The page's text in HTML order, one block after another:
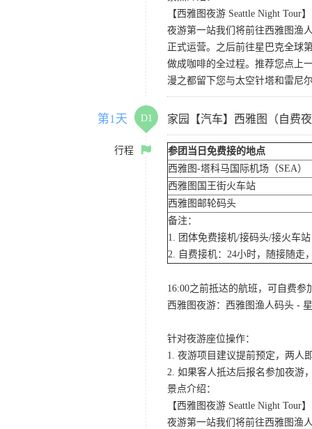
【西雅图夜游 Seattle Night Tour】
夜游第一站我们将前往西雅图渔
正式运营。之后前往星巴克全球
做成咖啡的全过程。推荐您点上
漫之都留下您与太空针塔和雷尼
第1天 D1 家园【汽车】西雅图（自费
行程
参团当日免费接的地点
西雅图-塔科马国际机场（SEA）
西雅图国王街火车站
西雅图邮轮码头
备注：
1. 团体免费接机/接码头/接火车
2. 自费接机：24小时，随接随走
16:00之前抵达的航班，可自费参
西雅图夜游：西雅图渔人码头 -
针对夜游座位操作：
1. 夜游项目建议提前预定，两人
2. 如果客人抵达后报名参加夜游
景点介绍：
【西雅图夜游 Seattle Night Tour】
夜游第一站我们将前往西雅图渔